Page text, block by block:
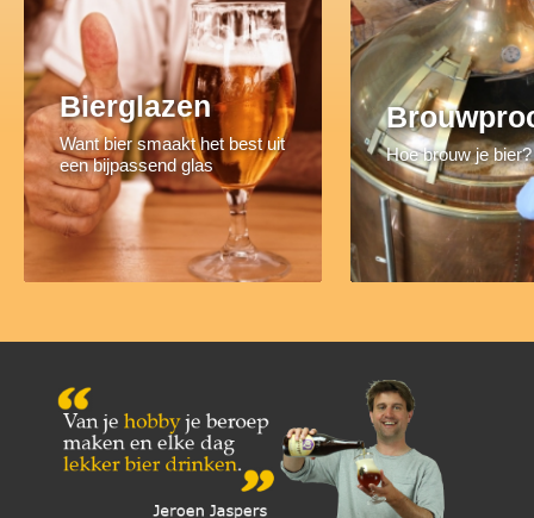
Bierglazen
Want bier smaakt het best uit
een bijpassend glas
Hoe brouw je bier?